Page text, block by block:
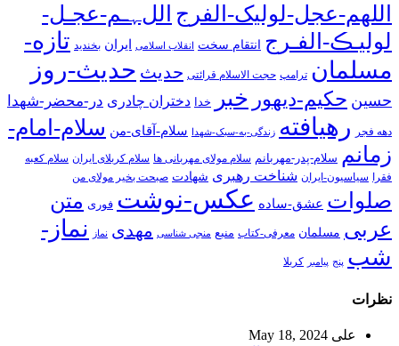
اللهم-عجل-لولیک-الفرج اللﮩـم-عجـل-
لولیـڪ-الفـرج انتقام سخت انقلاب اسلامی ایران بخندید تازه-
مسلمان ترامپ حجت الاسلام قرائتی حدیث حدیث-روز
حسین حکیم-دیهور خبر خدا دختران چادری در-محضر-شهدا
دهه فجر رهیافته زندگی-به-سبک-شهدا سلام-آقای-من سلام-امام-
زمانم سلام-پدر-مهربانم سلام مولای مهربانی ها سلام کربلای ایران سلام کعبه
فقرا
سیاسیون-ایران شناخت رهبری شهادت صبحت بخیر مولای من
صلوات عشق-ساده عکس-نوشت فوری متن
عربی مسلمان معرفی-کتاب منبع منجی شناسی مهدی نماز
نماز-
شب پنج پیامبر کربلا
نظرات
علی May 18, 2024